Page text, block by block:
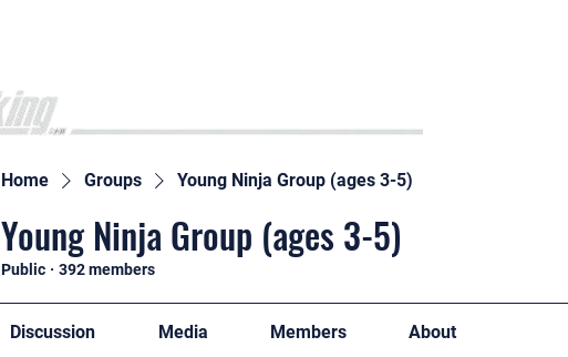
Home Groups Young Ninja Group (ages 3-5)
Young Ninja Group (ages 3-5)
Public · 392 members
Discussion Media Members About